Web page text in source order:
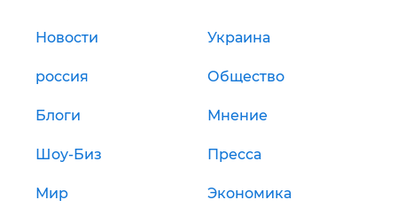
Новости Украина
россия Общество
Блоги Мнение
Шоу-Биз Пресса
Мир Экономика